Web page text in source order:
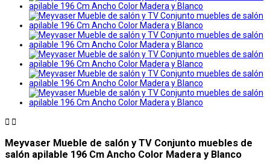
 
Meyvaser Mueble de salón y TV Conjunto muebles de
salón apilable 196 Cm Ancho Color Madera y Blanco